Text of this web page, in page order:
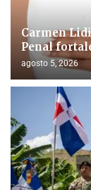
Carmen
Penal
agosto 5, 2026